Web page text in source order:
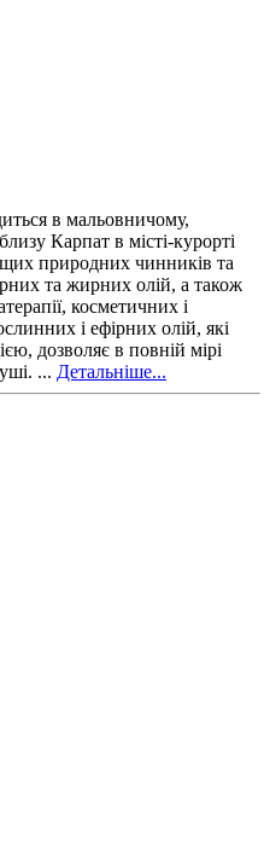
в мальовничому,
Карпат в місті-курорті
природних чинників та
та жирних олій, а також
косметичних і
і ефірних олій, які
дозволяє в повній мірі
... Детальніше...